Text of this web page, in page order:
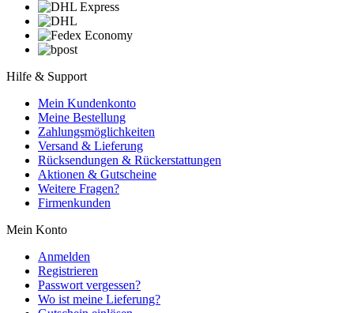
Hilfe & Support
Mein Kundenkonto
Meine Bestellung
Zahlungsmöglichkeiten
Versand & Lieferung
Rücksendungen & Rückerstattungen
Aktionen & Gutscheine
Weitere Fragen?
Firmenkunden
Mein Konto
Anmelden
Registrieren
Passwort vergessen?
Wo ist meine Lieferung?